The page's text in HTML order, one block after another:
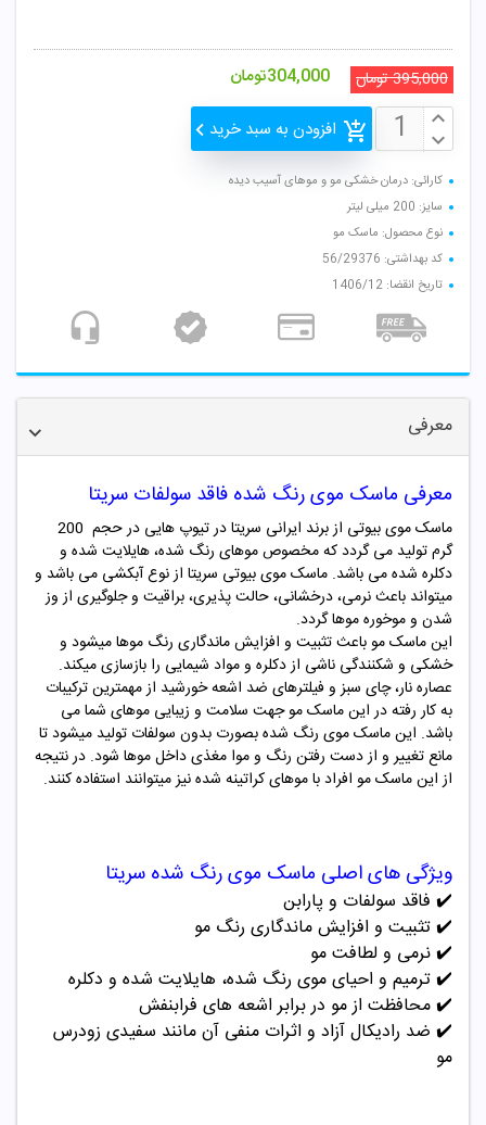
395,000تومان 304,000تومان
افزودن به سبد خرید
کارائی: درمان خشکی مو و موهای آسیب دیده
سایز: 200 میلی لیتر
نوع محصول: ماسک مو
کد بهداشتی: 56/29376
تاریخ انقضا: 1406/12
معرفی
معرفی ماسک موی رنگ شده فاقد سولفات سریتا
ماسک موی بیوتی از برند ایرانی سریتا در تیوپ هایی در حجم 200
گرم تولید می گردد که مخصوص موهای رنگ شده، هایلایت شده و
دکلره شده می باشد. ماسک موی بیوتی سریتا از نوع آبکشی می باشد و
میتواند باعث نرمی، درخشانی، حالت پذیری، براقیت و جلوگیری از وز
شدن و موخوره موها گردد.
این ماسک مو باعث تثبیت و افزایش ماندگاری رنگ موها میشود و
خشکی و شکنندگی ناشی از دکلره و مواد شیمایی را بازسازی میکند.
عصاره نار، چای سبز و فیلترهای ضد اشعه خورشید از مهمترین ترکیبات
به کار رفته در این ماسک مو جهت سلامت و زیبایی موهای شما می
باشد. این ماسک موی رنگ شده بصورت بدون سولفات تولید میشود تا
مانع تغییر و از دست رفتن رنگ و موا مغذی داخل موها شود. در نتیجه
از این ماسک مو افراد با موهای کراتینه شده نیز میتوانند استفاده کنند.
ویژگی های اصلی ماسک موی رنگ شده سریتا
✔️ فاقد سولفات و پارابن
✔️تثبیت و افزایش ماندگاری رنگ مو
✔️نرمی و لطافت مو
✔️ترمیم و احیای موی رنگ شده، هایلایت شده و دکلره
✔️محافظت از مو در برابر اشعه های فرابنفش
✔️ ضد رادیکال آزاد و اثرات منفی آن مانند سفیدی زودرس
مو